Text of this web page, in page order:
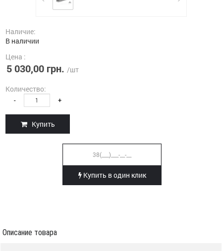
Наличие:
В наличии
Цена :
5 030,00 грн. /шт
Количество:
- +
Купить
Купить в один клик
Описание товара